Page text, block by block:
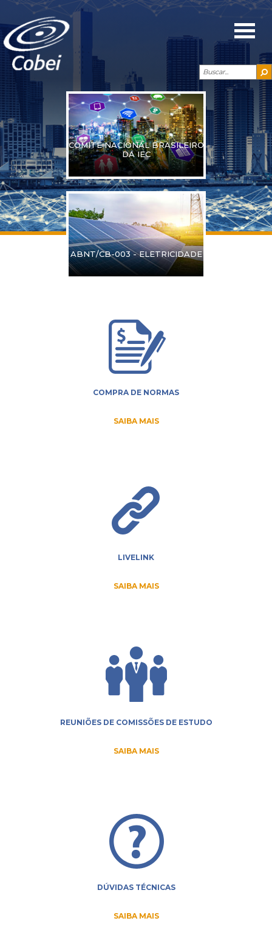
COMITÊ NACIONAL BRASILEIRO
DA IEC
ABNT/CB-003 - ELETRICIDADE
COMPRA DE NORMAS
SAIBA MAIS
LIVELINK
SAIBA MAIS
REUNIÕES DE COMISSÕES DE ESTUDO
SAIBA MAIS
DÚVIDAS TÉCNICAS
SAIBA MAIS